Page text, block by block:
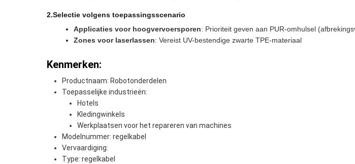
2.Selectie volgens toepassingsscenario
Applicaties voor hoogvervoersporen: Prioriteit geven aan PUR-omhulsel
Zones voor laserlassen: Vereist UV-bestendige zwarte TPE-materiaal
Kenmerken:
Productnaam: Robotonderdelen
Toepasselijke industrieën:
Hotels
Kledingwinkels
Werkplaatsen voor het repareren van machines
Modelnummer: regelkabel
Vervaardiging:
Type: regelkabel